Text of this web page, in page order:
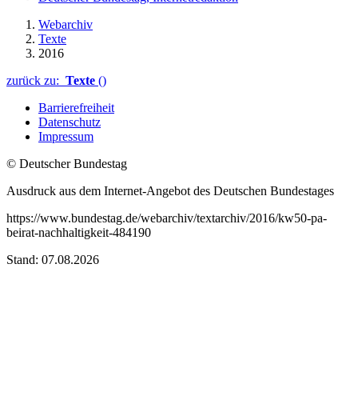
Webarchiv
Texte
2016
zurück zu: Texte ()
Barrierefreiheit
Datenschutz
Impressum
© Deutscher Bundestag
Ausdruck aus dem Internet-Angebot des Deutschen Bundestages
https://www.bundestag.de/webarchiv/textarchiv/2016/kw50-pa-
beirat-nachhaltigkeit-484190
Stand: 07.08.2026